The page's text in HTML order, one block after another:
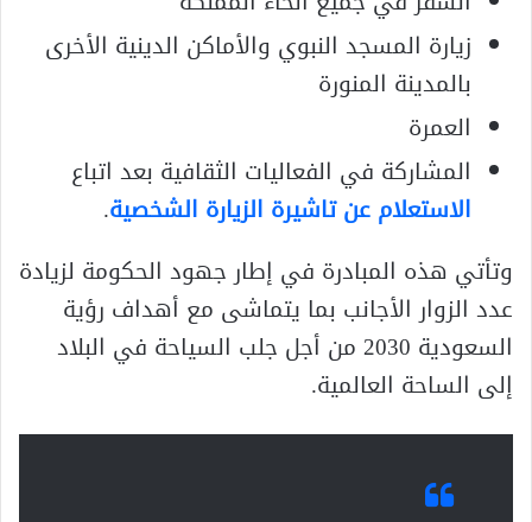
زيارة المسجد النبوي والأماكن الدينية الأخرى
بالمدينة المنورة
العمرة
المشاركة في الفعاليات الثقافية بعد اتباع
الاستعلام عن تاشيرة الزيارة الشخصية.
وتأتي هذه المبادرة في إطار جهود الحكومة لزيادة
عدد الزوار الأجانب بما يتماشى مع أهداف رؤية
السعودية 2030 من أجل جلب السياحة في البلاد
إلى الساحة العالمية.